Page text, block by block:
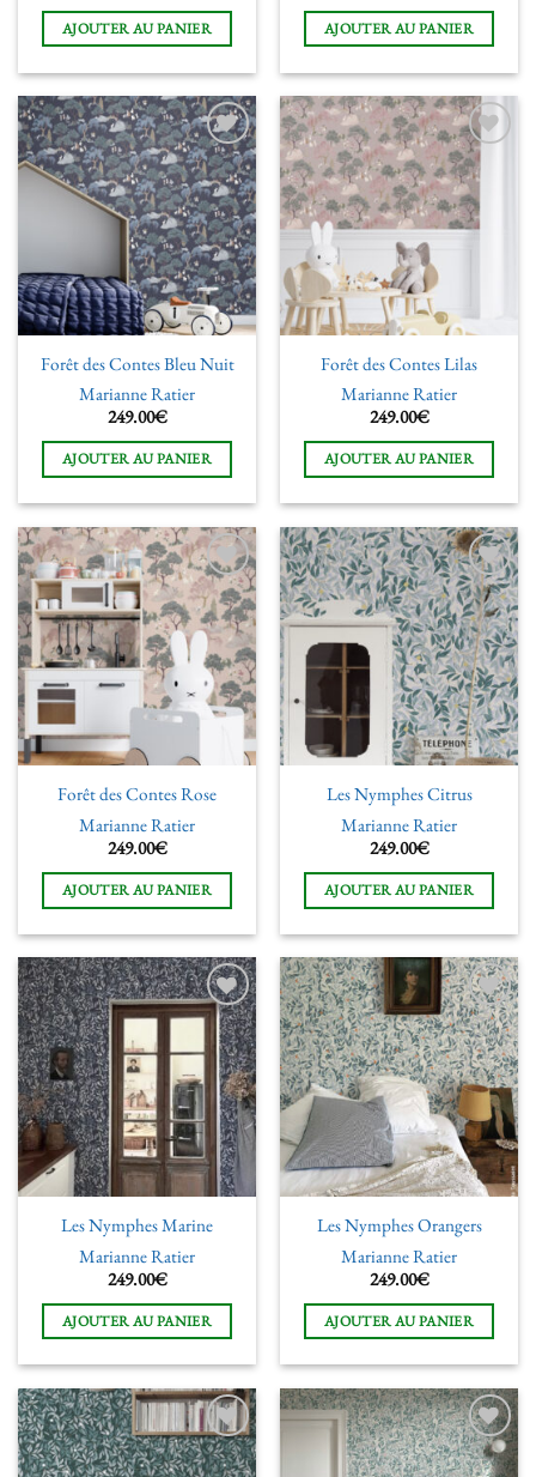
AJOUTER AU PANIER AJOUTER AU PANIER
Ajouter
à la liste
de
souhaits
Forêt des Contes Bleu Nuit
Marianne Ratier
249.00€
AJOUTER AU PANIER
Ajouter
à la liste
de
souhaits
Forêt des Contes Lilas
Marianne Ratier
249.00€
AJOUTER AU PANIER
Ajouter
à la liste
de
souhaits
Forêt des Contes Rose
Marianne Ratier
249.00€
AJOUTER AU PANIER
Ajouter
à la liste
de
souhaits
Les Nymphes Citrus
Marianne Ratier
249.00€
AJOUTER AU PANIER
Ajouter
à la liste
de
souhaits
Les Nymphes Marine
Marianne Ratier
249.00€
AJOUTER AU PANIER
Ajouter
à la liste
de
souhaits
Les Nymphes Orangers
Marianne Ratier
249.00€
AJOUTER AU PANIER
Ajouter
Ajouter